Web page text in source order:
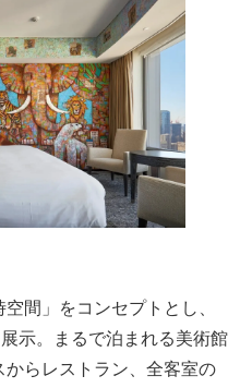
間」をコンセプトとし、
示。まるで泊まれる美術館
らレストラン、全客室の